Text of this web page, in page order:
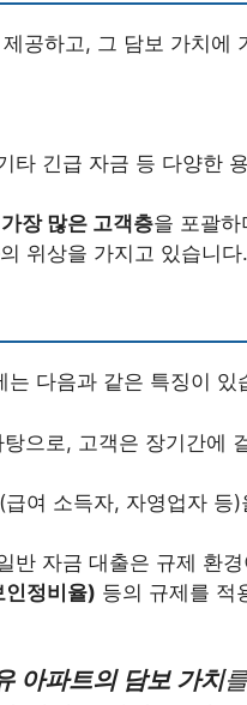
공하고, 그 담보 가치에
타 긴급 자금 등 다양한
가장 많은 고객층을 포괄하
의 위상을 가지고 있습니다.
다음과 같은 특징이 있
으로, 고객은 장기간에
여 소득자, 자영업자 등)
반 자금 대출은 규제 환
정비율) 등의 규제를 적
아파트의 담보 가치